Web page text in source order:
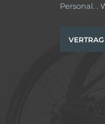
Personal. .